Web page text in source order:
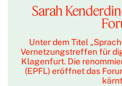
Sarah
Unter dem Titel
Vernetzungstreffen für
Klagenfurt. Die
(EPFL) eröffnet das